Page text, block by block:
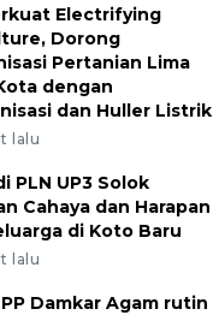
Electrifying
Dorong
Pertanian Lima
dengan
dan Huller Listrik
lalu
PLN UP3 Solok
Cahaya dan Harapan
di Koto Baru
lalu
Damkar Agam rutin